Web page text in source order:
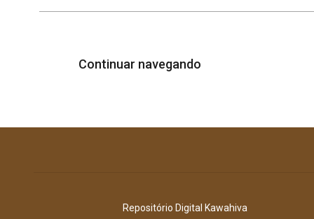
Continuar navegando
Repositório Digital Kawahiva